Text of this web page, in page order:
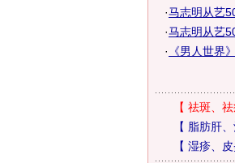
·马志明从艺
·马志明从艺
·
《男人世
【 祛斑、
【 脂肪肝
【 湿疹、